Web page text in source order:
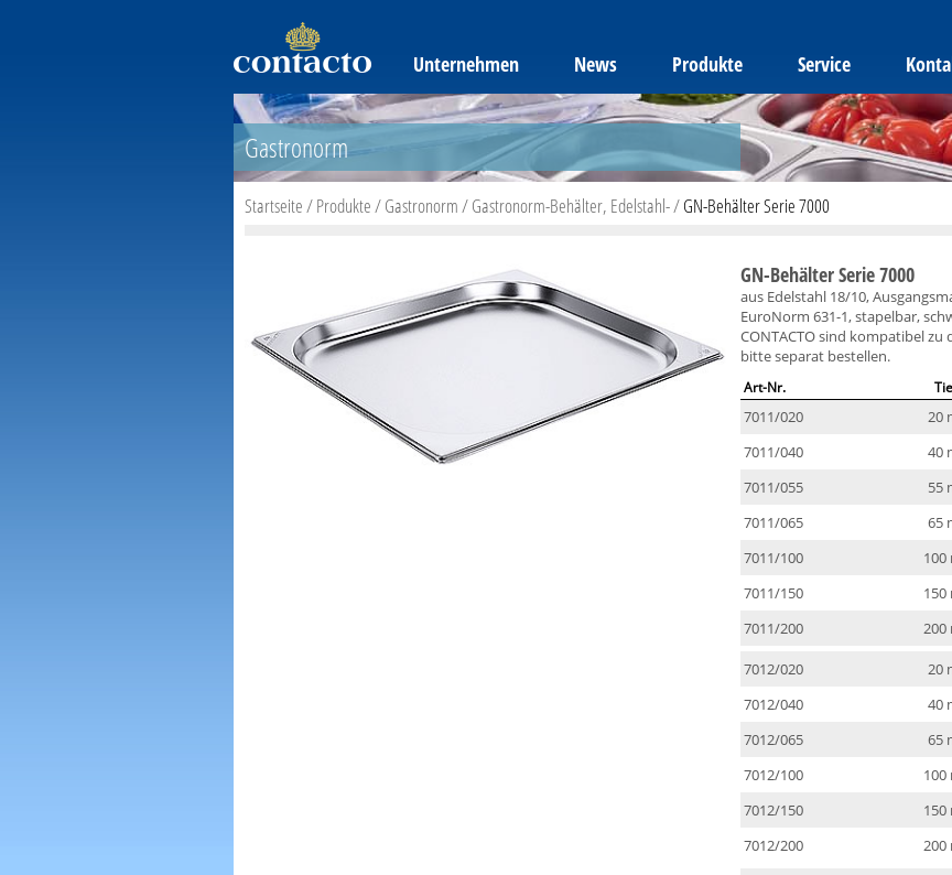
Unternehmen News Produkte Service
Gastronorm
Startseite/Produkte/Gastronorm/Gastronorm-Behälter, Edelstahl-/GN-Behälter Serie 7000
GN-Behälter Serie 7000
aus Edelstahl 18/10,
EuroNorm 631-1, stapelbar,
CONTACTO sind kompatibel
bitte separat bestellen.
Art-Nr.
7011/020 20
7011/040
40
7011/055
55
7011/065
65
7011/100
100
7011/150
150
7011/200
200
7012/020 20
7012/040
40
7012/065
65
7012/100
100
7012/150
150
7012/200
200